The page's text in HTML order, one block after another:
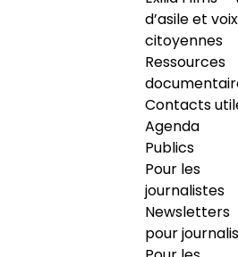
d’asile et voix
citoyennes
Ressources
Contacts
Agenda
Publics
Pour les
journalistes
Newsletters
pour